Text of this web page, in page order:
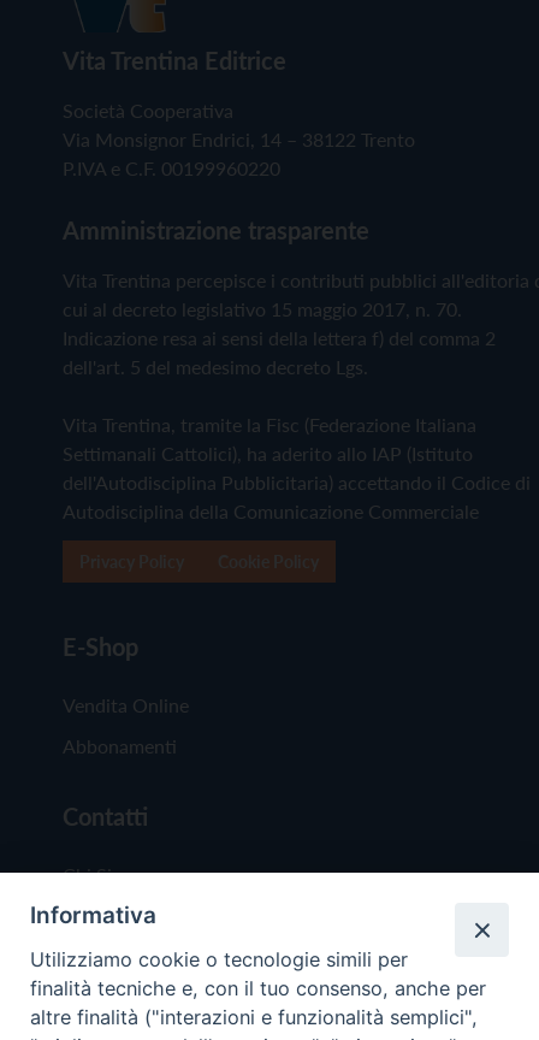
Vita Trentina Editrice
Società Cooperativa
Via Monsignor Endrici, 14 – 38122 Trento
P.IVA e C.F. 00199960220
Amministrazione trasparente
Vita Trentina percepisce i contributi pubblici all'editoria
cui al decreto legislativo 15 maggio 2017, n. 70.
Indicazione resa ai sensi della lettera f) del comma 2
dell'art. 5 del medesimo decreto Lgs.
Vita Trentina, tramite la Fisc (Federazione Italiana
Settimanali Cattolici), ha aderito allo IAP (Istituto
dell'Autodisciplina Pubblicitaria) accettando il Codice di
Autodisciplina della Comunicazione Commerciale
E-Shop
Vendita Online
Abbonamenti
Contatti
Chi Siamo
Redazione
Scrivici
Informativa
Utilizziamo cookie o tecnologie simili per
finalità tecniche e, con il tuo consenso, anche per
altre finalità ("interazioni e funzionalità semplici",